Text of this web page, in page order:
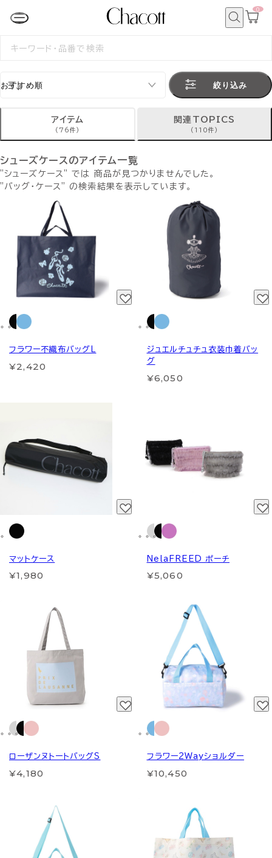
カ
0
検
絞り込み
アイテム
(76件)
関連TOPICS
(110件)
シューズケースのアイテム一覧
"シューズケース" では 商品が見つかりませんでした。
"バッグ・ケース" の検索結果を表示しています。
フラワー不織布バッグL
¥2,420
ジュエルチュチュ衣装巾着バッ
グ
¥6,050
マットケース
¥1,980
NelaFREED ポーチ
¥5,060
ローザンヌトートバッグS
¥4,180
フラワー2Wayショルダー
¥10,450